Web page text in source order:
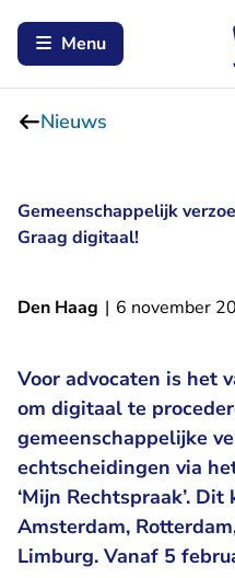
Menu
Nieuws
Gemeenschappelijk
Graag digitaal!
Den Haag | 6 november
Voor advocaten is het
om digitaal te
gemeenschappelijke
echtscheidingen via
‘Mijn Rechtspraak’.
Amsterdam,
Limburg. Vanaf 5